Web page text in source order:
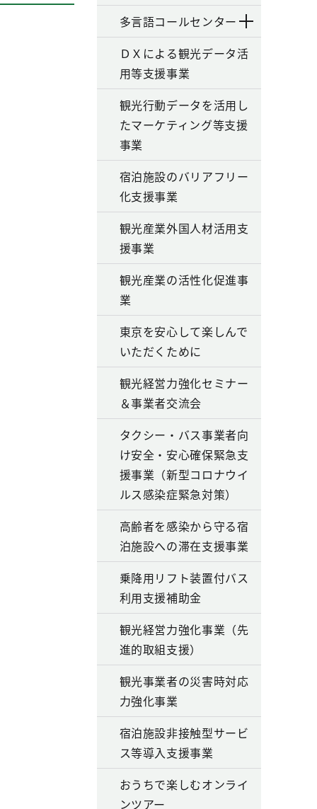
多言語コールセンター
ＤＸによる観光データ活
用等支援事業
観光行動データを活用し
たマーケティング等支援
事業
宿泊施設のバリアフリー
化支援事業
観光産業外国人材活用支
援事業
観光産業の活性化促進事
業
東京を安心して楽しんで
いただくために
観光経営力強化セミナー
＆事業者交流会
タクシー・バス事業者向
け安全・安心確保緊急支
援事業（新型コロナウイ
ルス感染症緊急対策）
高齢者を感染から守る宿
泊施設への滞在支援事業
乗降用リフト装置付バス
利用支援補助金
観光経営力強化事業（先
進的取組支援）
観光事業者の災害時対応
力強化事業
宿泊施設非接触型サービ
ス等導入支援事業
おうちで楽しむオンライ
ンツアー